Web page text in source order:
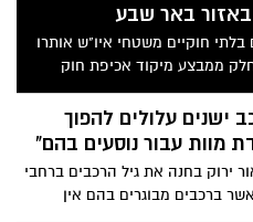
באזור באר שבע
בלתי חוקיים משטחי איו"ש אותרו
ממבצע מיקוד אכיפת חוק
בנוסף לתגבור כוחות
ובצירים. משטרת ישראל: "אנו פונים
או להלין רק את אלו הנושאים
ישנים עלולים להפוך
מוות עבור נוסעים בהם"
ירוק בחנה את גיל הרכבים ברחבי
ברכבים מבוגרים בהם אין
הסכנה לתאונות בכביש